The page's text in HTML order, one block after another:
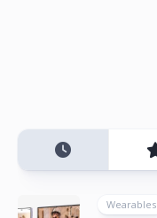
Wearables